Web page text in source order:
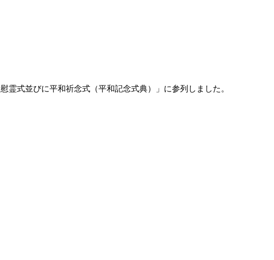
霊式並びに平和祈念式（平和記念式典）」に参列しました。